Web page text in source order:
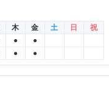
木 金 土 日
祝
●
●
● ●